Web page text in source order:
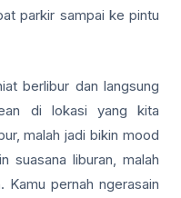
parkir sampai ke pintu
berlibur dan langsung
di lokasi yang kita
malah jadi bikin mood
suasana liburan, malah
Kamu pernah ngerasain